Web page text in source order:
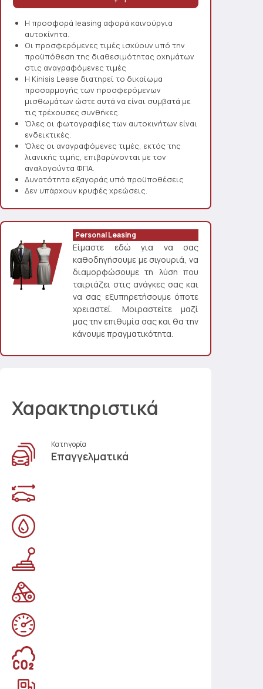
Η προσφορά leasing αφορά καινούργια
αυτοκίνητα.
Οι προσφερόμενες τιμές ισχύουν υπό την
προϋπόθεση της διαθεσιμότητας οχημάτων
στις αναγραφόμενες τιμές
Η Kinisis Lease διατηρεί το δικαίωμα
προσαρμογής των προσφερόμενων
μισθωμάτων ώστε αυτά να είναι συμβατά με
τις τρέχουσες συνθήκες.
Όλες οι φωτογραφίες των αυτοκινήτων είναι
ενδεικτικές.
Όλες οι αναγραφόμενες τιμές, εκτός της
λιανικής τιμής, επιβαρύνονται με τον
αναλογούντα ΦΠΑ.
Δυνατότητα εξαγοράς υπό προϋποθέσεις
Δεν υπάρχουν κρυφές χρεώσεις.
Personal Leasing
Είμαστε εδώ για να σας
καθοδηγήσουμε με σιγουριά, να
διαμορφώσουμε τη λύση που
ταιριάζει στις ανάγκες σας και
να σας εξυπηρετήσουμε όποτε
χρειαστεί. Μοιραστείτε μαζί
μας την επιθυμία σας και θα την
κάνουμε πραγματικότητα.
Χαρακτηριστικά
Κατηγορία
Επαγγελματικά